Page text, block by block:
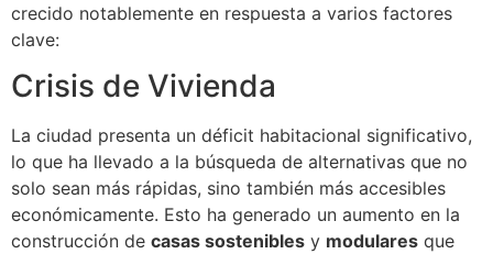
crecido notablemente en respuesta a varios factores
clave:
Crisis de Vivienda
La ciudad presenta un déficit habitacional significativo,
lo que ha llevado a la búsqueda de alternativas que no
solo sean más rápidas, sino también más accesibles
económicamente. Esto ha generado un aumento en la
construcción de casas sostenibles y modulares que